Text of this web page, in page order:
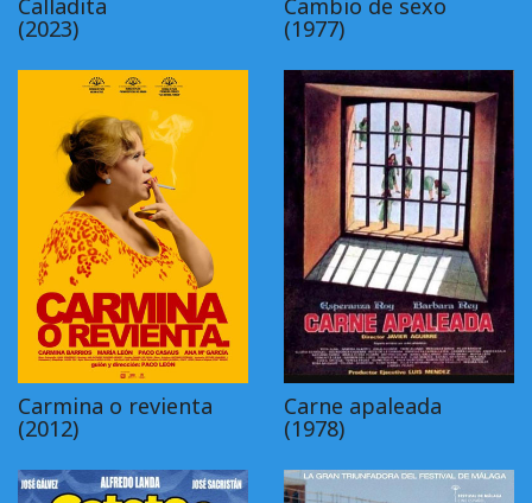
(2023) (1977)
Carmina o revienta
(2012)
Carne apaleada
(1978)